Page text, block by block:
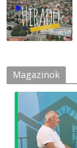
Magazinok